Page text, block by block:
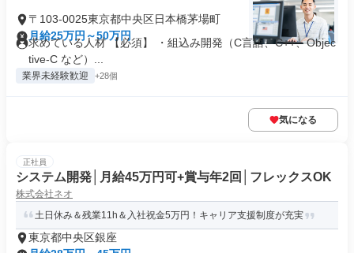
〒103-0025東京都中央区日本橋茅場町
月給25万円～50万円
求めている人材 【必須】 ・組込み開発（C言語、C++、Objec
tive-C など）...
業界未経験歓迎 +28個
気になる
正社員
システム開発│月給45万円可+賞与年2回│フレックスOK
株式会社ネオ
土日休み＆残業11h＆入社祝金5万円！キャリア支援制度が充実
東京都中央区銀座